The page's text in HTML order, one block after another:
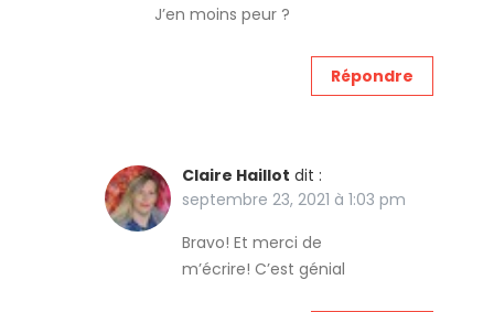
J’en moins peur ?
Répondre
Claire Haillot dit :
septembre 23, 2021 à 1:03 pm
Bravo! Et merci de
m’écrire! C’est génial